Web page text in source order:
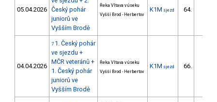
05.04.2026 Český pohár
juniorů ve
Vyšším Brodě
Řeka Vltava v úseku
Vyšší Brod - Herbertov
K1M sjezd 64.
04.04.2026
7 1. Český pohár
ve sjezdu +
MČR veteránů +
1. Český pohár
juniorů ve
Vyšším Brodě
Řeka Vltava v úseku
Vyšší Brod - Herbertov
K1M sjezd 66.